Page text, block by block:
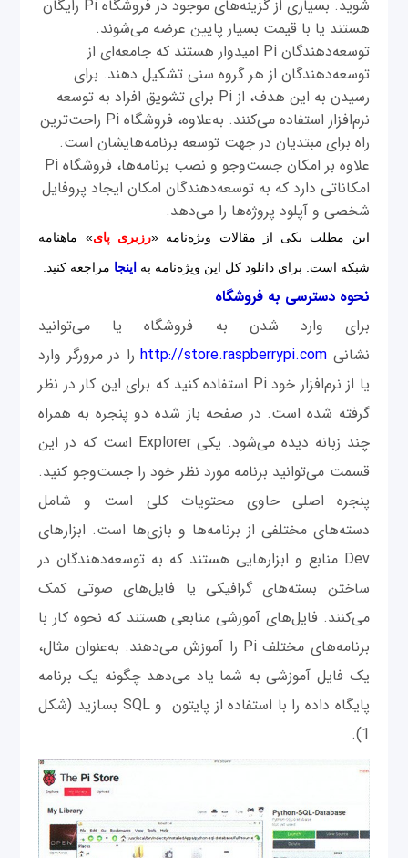
شوید. بسیاری از گزینه‌های موجود در فروشگاه Pi رایگان
هستند یا با قیمت بسیار پایین عرضه می‌شوند.
توسعه‌دهندگان Pi امیدوار هستند که جامعه‌ای از
توسعه‌دهندگان از هر گروه سنی تشکیل دهند. برای
رسیدن به این هدف، از Pi برای تشویق افراد به توسعه
نرم‌افزار استفاده می‌کنند. به‌علاوه، فروشگاه Pi راحت‌ترین
راه برای مبتدیان در جهت توسعه برنامه‌هایشان است.
علاوه بر امکان جست‌وجو و نصب برنامه‌ها، فروشگاه Pi
امکاناتی دارد که به توسعه‌دهندگان امکان ایجاد پروفایل
شخصی و آپلود پروژه‌ها را می‌دهد.
این مطلب یکی از مقالات ویژه‌نامه «رزبری پای» ماهنامه
شبکه است. برای دانلود کل این ویژه‌نامه به اینجا مراجعه کنید.
نحوه دسترسی به فروشگاه
برای وارد شدن به فروشگاه یا می‌توانید
نشانی http://store.raspberrypi.com را در مرورگر وارد
یا از نرم‌افزار خود Pi استفاده کنید که برای این کار در نظر
گرفته شده است. در صفحه باز شده دو پنجره به همراه
چند زبانه دیده می‌شود. یکی Explorer است که در این
قسمت می‌توانید برنامه مورد نظر خود را جست‌وجو کنید.
پنجره اصلی حاوی محتویات کلی است و شامل
دسته‌های مختلفی از برنامه‌ها و بازی‌ها است. ابزارهای
Dev منابع و ابزارهایی هستند که به توسعه‌دهندگان در
ساختن بسته‌های گرافیکی یا فایل‌های صوتی کمک
می‌کنند. فایل‌های آموزشی منابعی هستند که نحوه کار با
برنامه‌های مختلف Pi را آموزش می‌دهند. به‌عنوان مثال،
یک فایل آموزشی به شما یاد می‌دهد چگونه یک برنامه
پایگاه‌ داده را با استفاده از پایتون و SQL بسازید (شکل
1).